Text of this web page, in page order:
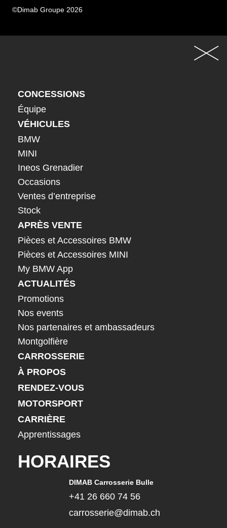
©Dimab Groupe 2026
CONCESSIONS
Équipe
VÉHICULES
BMW
MINI
Ineos Grenadier
Occasions
Ventes d’entreprise
Stock
APRÈS VENTE
Pièces et Accessoires BMW
Pièces et Accessoires MINI
My BMW App
ACTUALITÉS
Promotions
Nos events
Nos partenaires et ambassadeurs
Montgolfière
CARROSSERIE
À PROPOS
RENDEZ-VOUS
MOTORSPORT
CARRIÈRE
Apprentissages
HORAIRES
DIMAB Carrosserie Bulle
+41 26 660 74 56
carrosserie@dimab.ch